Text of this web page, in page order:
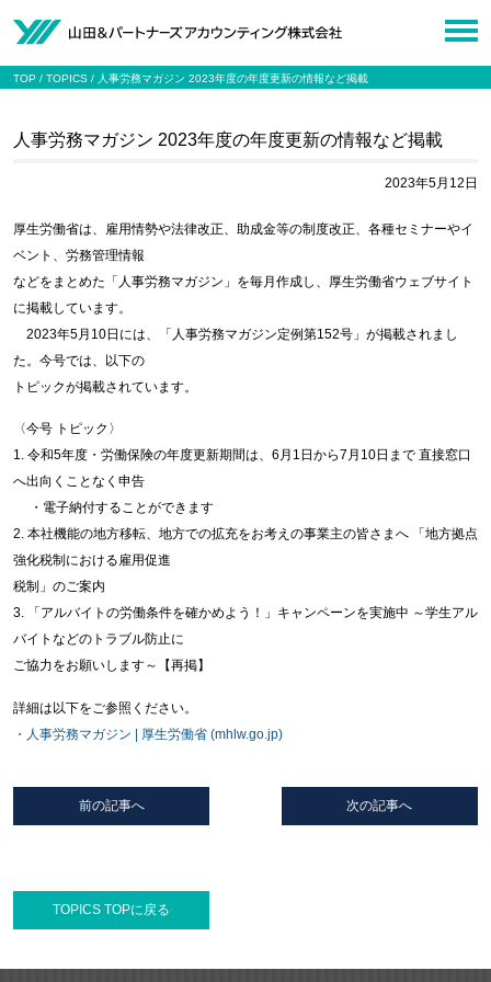
TOP TOPICS 人事労務マガジン 2023年度の年度更新の情報など掲載
人事労務マガジン 2023年度の年度更新の情報など掲載
2023年5月12日
厚生労働省は、雇用情勢や法律改正、助成金等の制度改正、各種セミナーやイ
ベント、労務管理情報
などをまとめた「人事労務マガジン」を毎月作成し、厚生労働省ウェブサイト
に掲載しています。
2023年5月10日には、「人事労務マガジン定例第152号」が掲載されまし
た。今号では、以下の
トピックが掲載されています。
〈今号 トピック〉
1. 令和5年度・労働保険の年度更新期間は、6月1日から7月10日まで 直接窓口
へ出向くことなく申告
・電子納付することができます
2. 本社機能の地方移転、地方での拡充をお考えの事業主の皆さまへ 「地方拠点
強化税制における雇用促進
税制」のご案内
3. 「アルバイトの労働条件を確かめよう！」キャンペーンを実施中 ～学生アル
バイトなどのトラブル防止に
ご協力をお願いします～【再掲】
詳細は以下をご参照ください。
・ 人事労務マガジン | 厚生労働省 (mhlw.go.jp)
前の記事へ 次の記事へ
TOPICS TOPに戻る